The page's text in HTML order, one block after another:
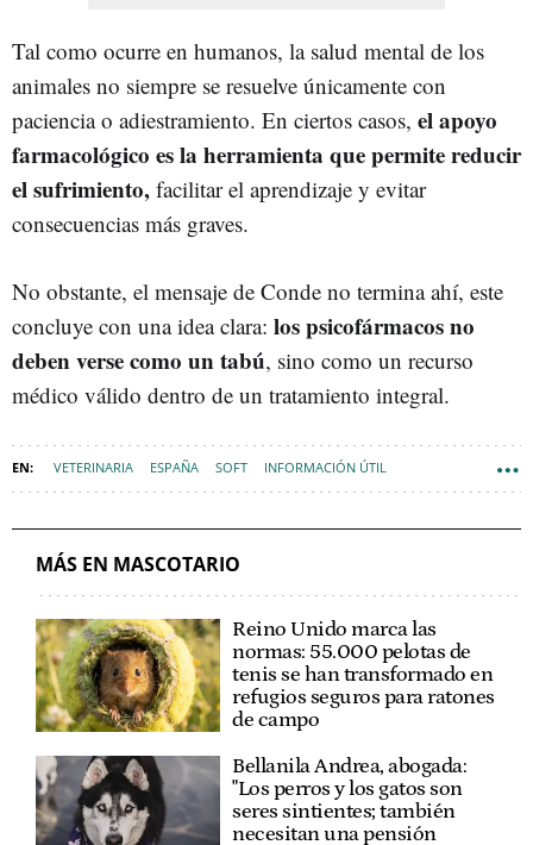
Tal como ocurre en humanos, la salud mental de los
animales no siempre se resuelve únicamente con
paciencia o adiestramiento. En ciertos casos, el apoyo
farmacológico es la herramienta que permite reducir
el sufrimiento, facilitar el aprendizaje y evitar
consecuencias más graves.
No obstante, el mensaje de Conde no termina ahí, este
concluye con una idea clara: los psicofármacos no
deben verse como un tabú, sino como un recurso
médico válido dentro de un tratamiento integral.
VETERINARIA ESPAÑA SOFT INFORMACIÓN ÚTIL
MÁS EN MASCOTARIO
Reino Unido marca las
normas: 55.000 pelotas de
tenis se han transformado en
refugios seguros para ratones
de campo
Bellanila Andrea, abogada:
"Los perros y los gatos son
seres sintientes; también
necesitan una pensión